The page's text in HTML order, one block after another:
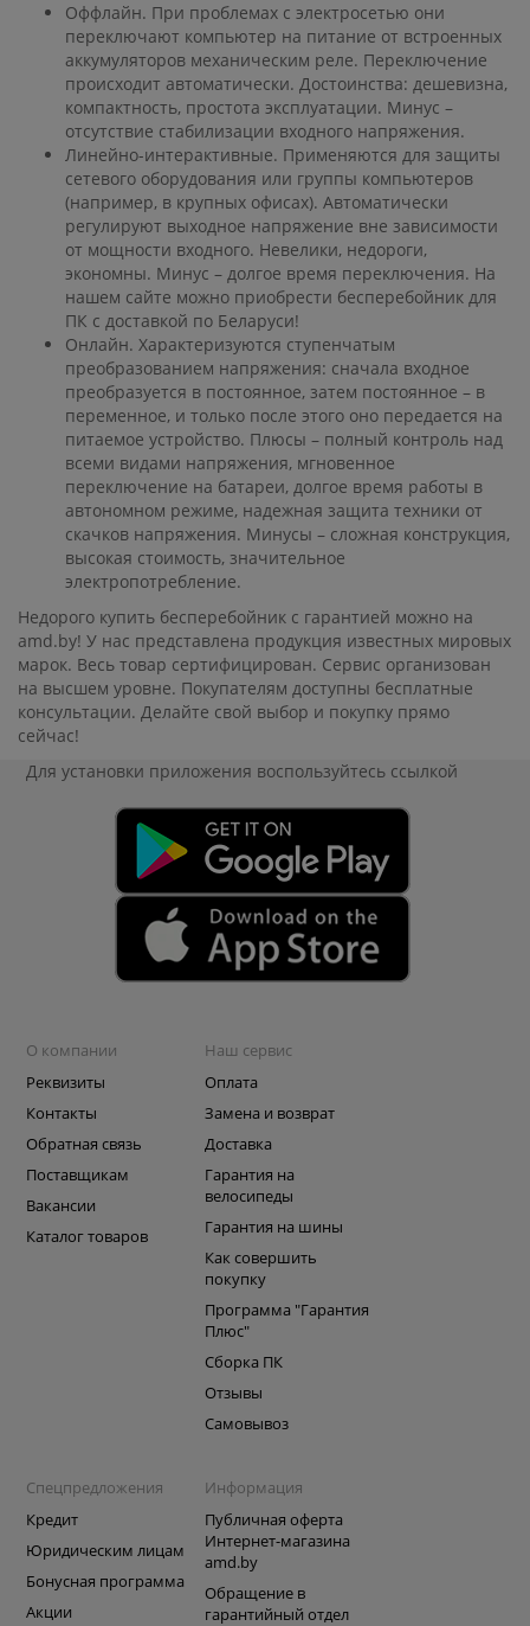
Оффлайн. При проблемах с электросетью они
переключают компьютер на питание от встроенных
аккумуляторов механическим реле. Переключение
происходит автоматически. Достоинства: дешевизна,
компактность, простота эксплуатации. Минус –
отсутствие стабилизации входного напряжения.
Линейно-интерактивные. Применяются для защиты
сетевого оборудования или группы компьютеров
(например, в крупных офисах). Автоматически
регулируют выходное напряжение вне зависимости
от мощности входного. Невелики, недороги,
экономны. Минус – долгое время переключения. На
нашем сайте можно приобрести бесперебойник для
ПК с доставкой по Беларуси!
Онлайн. Характеризуются ступенчатым
преобразованием напряжения: сначала входное
преобразуется в постоянное, затем постоянное – в
переменное, и только после этого оно передается на
питаемое устройство. Плюсы – полный контроль над
всеми видами напряжения, мгновенное
переключение на батареи, долгое время работы в
автономном режиме, надежная защита техники от
скачков напряжения. Минусы – сложная конструкция,
высокая стоимость, значительное
электропотребление.
Недорого купить бесперебойник с гарантией можно на
amd.by! У нас представлена продукция известных мировых
марок. Весь товар сертифицирован. Сервис организован
на высшем уровне. Покупателям доступны бесплатные
консультации. Делайте свой выбор и покупку прямо
сейчас!
Для установки приложения воспользуйтесь ссылкой
О компании
Реквизиты
Контакты
Обратная связь
Поставщикам
Вакансии
Каталог товаров
Наш сервис
Оплата
Замена и возврат
Доставка
Гарантия на
велосипеды
Гарантия на шины
Как совершить
покупку
Программа "Гарантия
Плюс"
Сборка ПК
Отзывы
Самовывоз
Спецпредложения
Кредит
Юридическим лицам
Бонусная программа
Акции
Информация
Публичная оферта
Интернет-магазина
amd.by
Обращение в
гарантийный отдел